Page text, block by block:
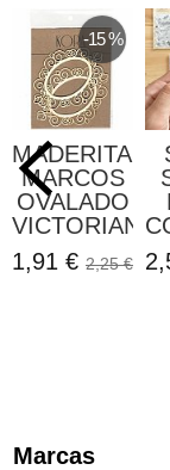
Marcas
-15 %
MADERITAS
MARCOS
OVALADO
1,91 € 2,25 €